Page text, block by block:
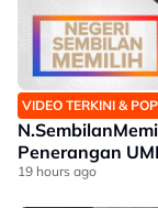
VIDEO TERKINI &
Penerangan
19 hours ago